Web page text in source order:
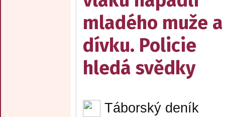
mladého muže a
dívku. Policie
hledá svědky
Táborský deník